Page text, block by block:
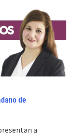
de
a